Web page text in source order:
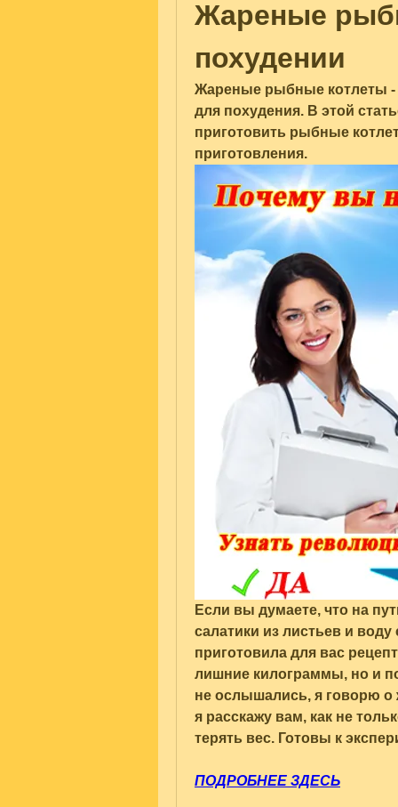
Жареные
похудении
Жареные рыбные котлеты -
для похудения. В этой
приготовить рыбные
приготовления.
Если вы думаете, что на
салатики из листьев и
приготовила для вас
лишние килограммы, но и
не ослышались, я говорю о
я расскажу вам, как не
терять вес. Готовы к
ПОДРОБНЕЕ ЗДЕСЬ